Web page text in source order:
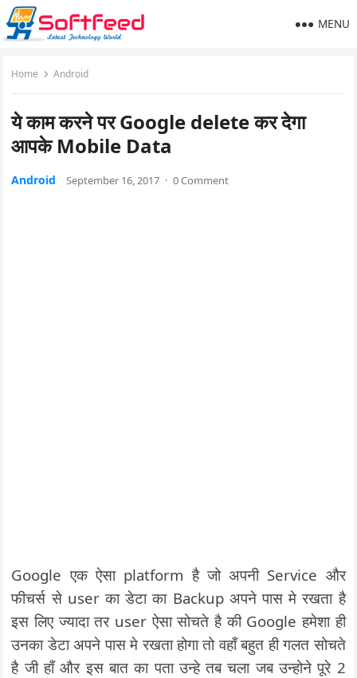
MENU
Home Android
ये काम करने पर Google delete कर देगा
आपके Mobile Data
Android September 16, 2017 · 0 Comment
Google एक ऐसा platform है जो अपनी Service और
फीचर्स से user का डेटा का Backup अपने पास मे रखता है
इस लिए ज्यादा तर user ऐसा सोचते है की Google हमेशा ही
उनका डेटा अपने पास मे रखता होगा तो वहाँ बहुत ही गलत सोचते
है जी हाँ और इस बात का पता उन्हे तब चला जब उन्होने पूरे 2